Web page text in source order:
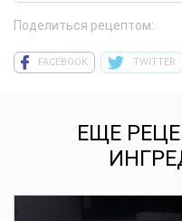
Поделиться рецептом:
FACEBOOK TWITTER
ЕЩЕ